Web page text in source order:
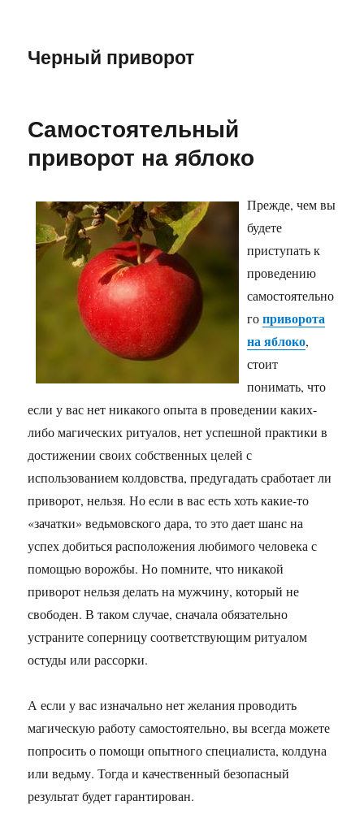
Черный приворот
Самостоятельный
приворот на яблоко
Прежде, чем вы
будете
приступать к
проведению
самостоятельно
гоприворота
на яблоко,
стоит
понимать, что
если у вас нет никакого опыта в проведении каких-
либо магических ритуалов, нет успешной практики в
достижении своих собственных целей с
использованием колдовства, предугадать сработает ли
приворот, нельзя. Но если в вас есть хоть какие-то
«зачатки» ведьмовского дара, то это дает шанс на
успех добиться расположения любимого человека с
помощью ворожбы. Но помните, что никакой
приворот нельзя делать на мужчину, который не
свободен. В таком случае, сначала обязательно
устраните соперницу соответствующим ритуалом
остуды или рассорки.
А если у вас изначально нет желания проводить
магическую работу самостоятельно, вы всегда можете
попросить о помощи опытного специалиста, колдуна
или ведьму. Тогда и качественный безопасный
результат будет гарантирован.